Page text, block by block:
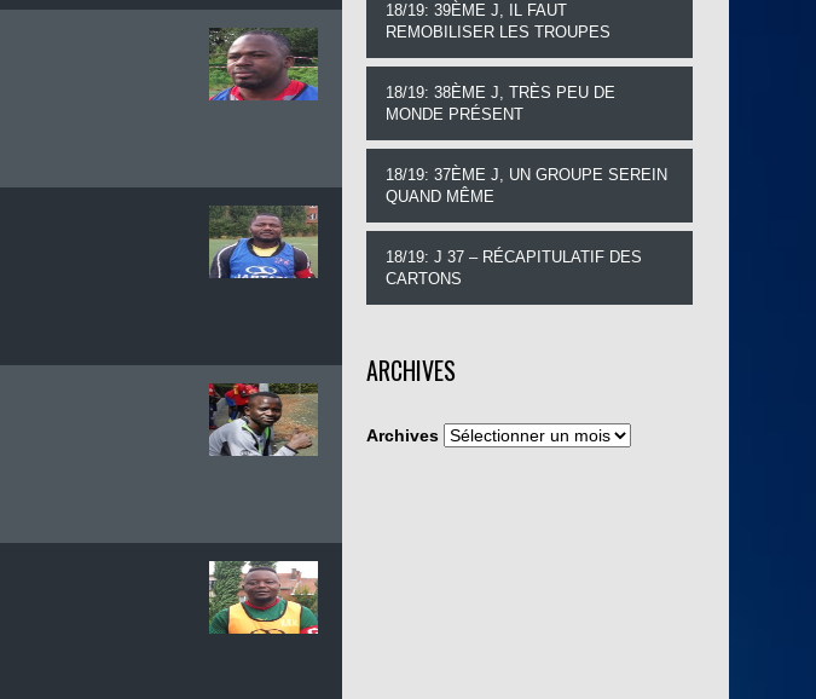
18/19: 39ÈME J, IL FAUT
REMOBILISER LES TROUPES
18/19: 38ÈME J, TRÈS PEU DE
MONDE PRÉSENT
18/19: 37ÈME J, UN GROUPE SEREIN
QUAND MÊME
18/19: J 37 – RÉCAPITULATIF DES
CARTONS
ARCHIVES
Archives